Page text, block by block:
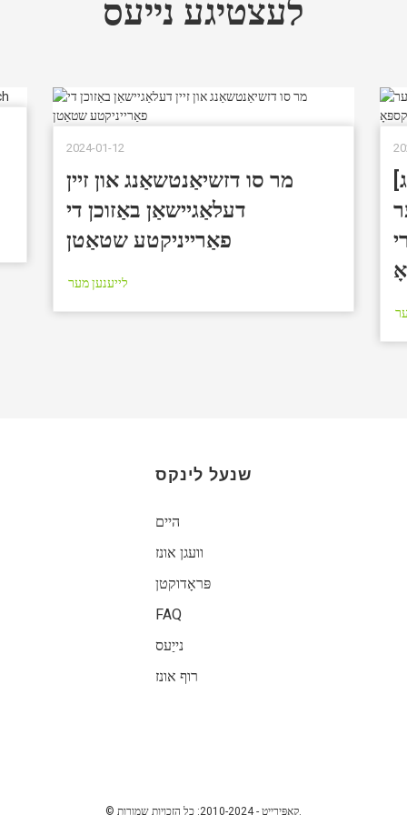
לעצטיגע נייעס
2024-01-12
מר סו דזשיאַנטשאַנג און זיין
דעלאַגיישאַן באַזוכן די
פאַרייניקטע שטאַטן
לייענען מער
שנעל לינקס
היים
וועגן אונז
פּראָדוקטן
FAQ
נייַעס
רוף אונז
© קאַפּירייט - 2010-2024: כל הזכויות שמורות.